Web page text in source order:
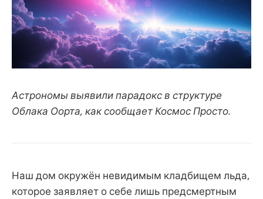
Астрономы выявили парадокс в структуре
Облака Оорта, как сообщает Космос Просто.
Наш дом окружён невидимым кладбищем льда,
которое заявляет о себе лишь предсмертным